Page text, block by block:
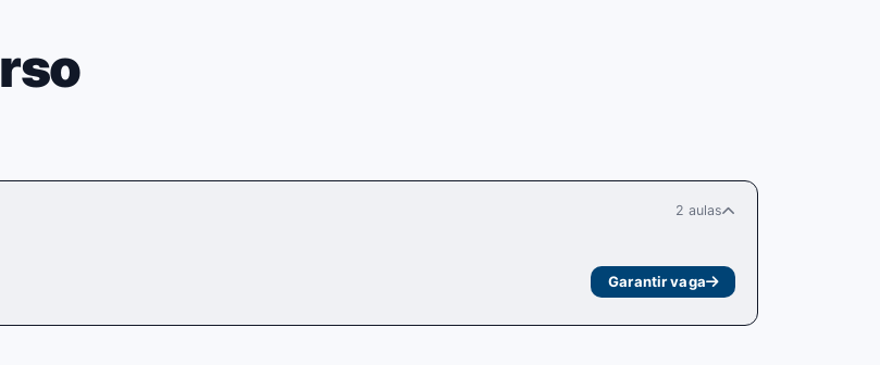
2 aulas
Garantir vaga